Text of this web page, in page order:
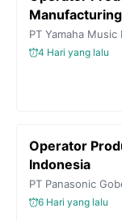
PT Yamaha
4 Hari yang lalu
Operator
Indonesia
PT Panasonic
6 Hari yang lalu